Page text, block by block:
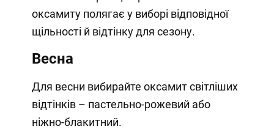
оксамиту полягає у виборі відповідної
щільності й відтінку для сезону.
Весна
Для весни вибирайте оксамит світліших
відтінків – пастельно-рожевий або
ніжно-блакитний.